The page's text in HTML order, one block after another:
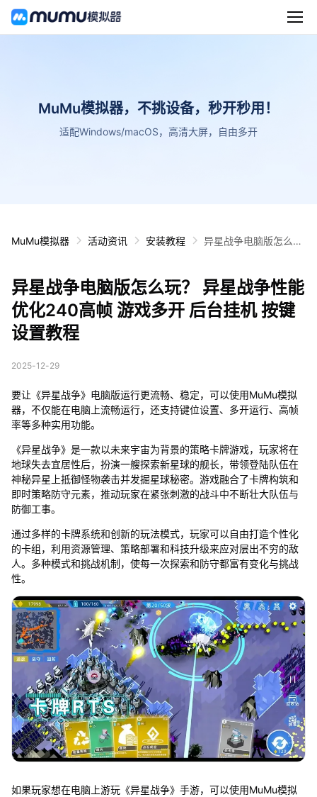
MuMu模拟器，不挑设备，秒开秒用！
适配Windows/macOS，高清大屏，自由多开
MuMu模拟器 活动资讯 安装教程
异星战争电脑版怎么
台挂机 按键设置教程
异星战争电脑版怎么玩？ 异星战争性能
优化240高帧 游戏多开 后台挂机 按键
设置教程
2025-12-29
要让《异星战争》电脑版运行更流畅、稳定，可以使用MuMu模拟
器，不仅能在电脑上流畅运行，还支持键位设置、多开运行、高帧
率等多种实用功能。
《异星战争》是一款以未来宇宙为背景的策略卡牌游戏，玩家将在
地球失去宜居性后，扮演一艘探索新星球的舰长，带领登陆队伍在
神秘异星上抵御怪物袭击并发掘星球秘密。游戏融合了卡牌构筑和
即时策略防守元素，推动玩家在紧张刺激的战斗中不断壮大队伍与
防御工事。
通过多样的卡牌系统和创新的玩法模式，玩家可以自由打造个性化
的卡组，利用资源管理、策略部署和科技升级来应对层出不穷的敌
人。多种模式和挑战机制，使每一次探索和防守都富有变化与挑战
性。
如果玩家想在电脑上游玩《异星战争》手游，可以使用MuMu模拟